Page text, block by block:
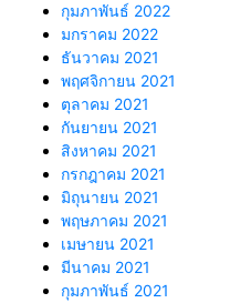
กุมภาพันธ์ 2022
มกราคม 2022
ธันวาคม 2021
พฤศจิกายน 2021
ตุลาคม 2021
กันยายน 2021
สิงหาคม 2021
กรกฎาคม 2021
มิถุนายน 2021
พฤษภาคม 2021
เมษายน 2021
มีนาคม 2021
กุมภาพันธ์ 2021